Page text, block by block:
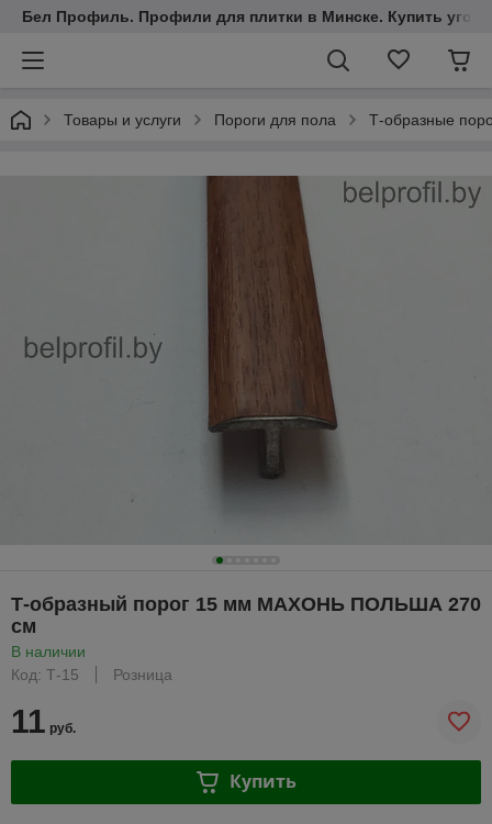
Бел Профиль. Профили для плитки в Минске. Купить
Товары и услуги Пороги для пола Т-образные
Т-образный порог 15 мм МАХОНЬ ПОЛЬША 270
см
В наличии
Код: Т-15
Розница
11 руб.
Купить